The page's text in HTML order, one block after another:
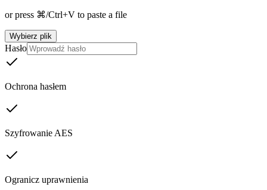
or press ⌘/Ctrl+V to paste a file
Wybierz plik
Hasło
Ochrona hasłem
Szyfrowanie AES
Ogranicz uprawnienia